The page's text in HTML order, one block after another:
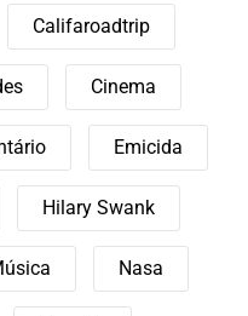
Califaroadtrip
Cinema
Emicida
Hilary Swank
Nasa